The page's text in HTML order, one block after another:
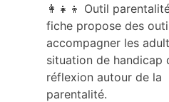
‍👩‍👧‍👦 Outil
fiche propose des
accompagner les
situation de handicap
réflexion autour de la
parentalité.